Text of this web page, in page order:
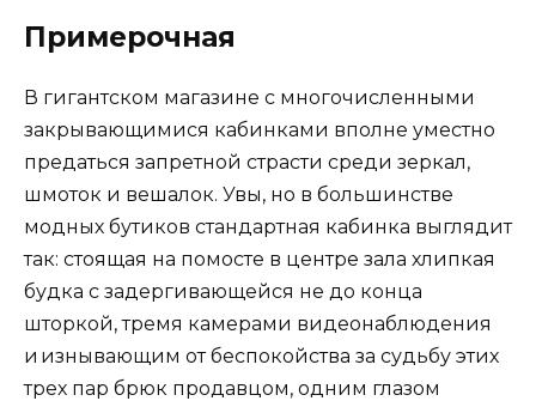
Примерочная
В гигантском магазине с многочисленными
закрывающимися кабинками вполне уместно
предаться запретной страсти среди зеркал,
шмоток и вешалок. Увы, но в большинстве
модных бутиков стандартная кабинка выглядит
так: стоящая на помосте в центре зала хлипкая
будка с задергивающейся не до конца
шторкой, тремя камерами видеонаблюдения
и изнывающим от беспокойства за судьбу этих
трех пар брюк продавцом, одним глазом